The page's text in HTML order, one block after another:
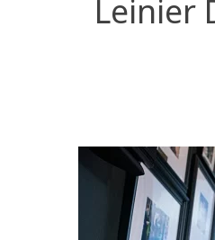
Leinier